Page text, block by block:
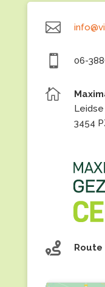

 06-

Leidse
3454
 Route